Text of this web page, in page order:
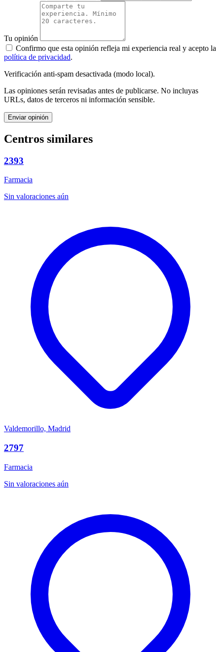
Tu opinión
Confirmo que esta opinión refleja mi experiencia real y acepto la
política de privacidad.
Verificación anti-spam desactivada (modo local).
Las opiniones serán revisadas antes de publicarse. No incluyas
URLs, datos de terceros ni información sensible.
Enviar opinión
Centros similares
2393
Farmacia
Sin valoraciones aún
Valdemorillo, Madrid
2797
Farmacia
Sin valoraciones aún